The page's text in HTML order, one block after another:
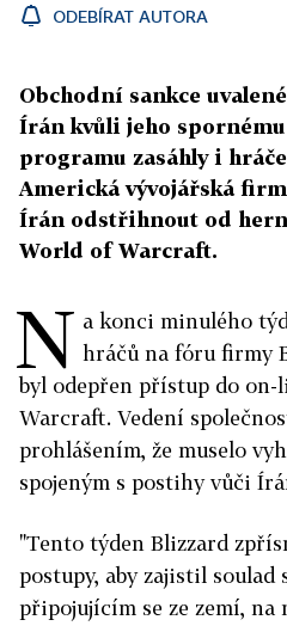
ODEBÍRAT AUTORA
Obchodní sankce
Írán kvůli jeho
programu zasáhly i
Americká vývojářská
Írán odstřihnout od
World of Warcraft.
N a konci minulého
hráčů na fóru firmy
byl odepřen přístup do
Warcraft. Vedení
prohlášením, že muselo
spojeným s postihy vůči
"Tento týden Blizzard
postupy, aby zajistil soulad
připojujícím se ze zemí, na